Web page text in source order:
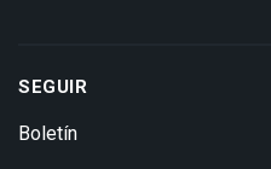
SEGUIR
Boletín